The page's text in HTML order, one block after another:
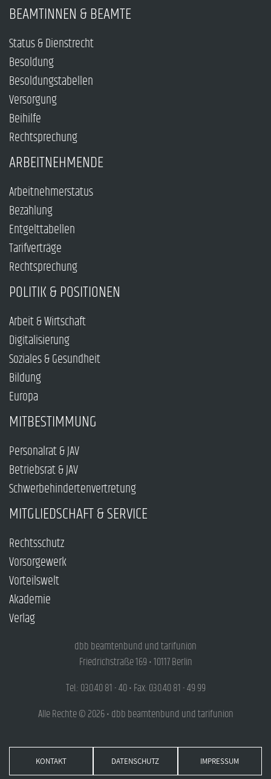
BEAMTINNEN & BEAMTE
Status & Dienstrecht
Besoldung
Besoldungstabellen
Versorgung
Beihilfe
Rechtsprechung
ARBEITNEHMENDE
Arbeitnehmerstatus
Bezahlung
Entgelttabellen
Tarifverträge
Rechtsprechung
POLITIK & POSITIONEN
Arbeit & Wirtschaft
Digitalisierung
Soziales & Gesundheit
Bildung
Europa
MITBESTIMMUNG
Personalrat & JAV
Betriebsrat & JAV
Schwerbehindertenvertretung
MITGLIEDSCHAFT & SERVICE
Rechtsschutz
Vorsorgewerk
Vorteilswelt
Akademie
Verlag
dbb beamtenbund und tarifunion
Friedrichstraße 169 • 10117 Berlin
Tel.: 030.40 81 - 40 • Fax: 030.40 81 - 49 99
Alle Rechte © 2026 • dbb beamtenbund und tarifunion
KONTAKT DATENSCHUTZ IMPRESSUM